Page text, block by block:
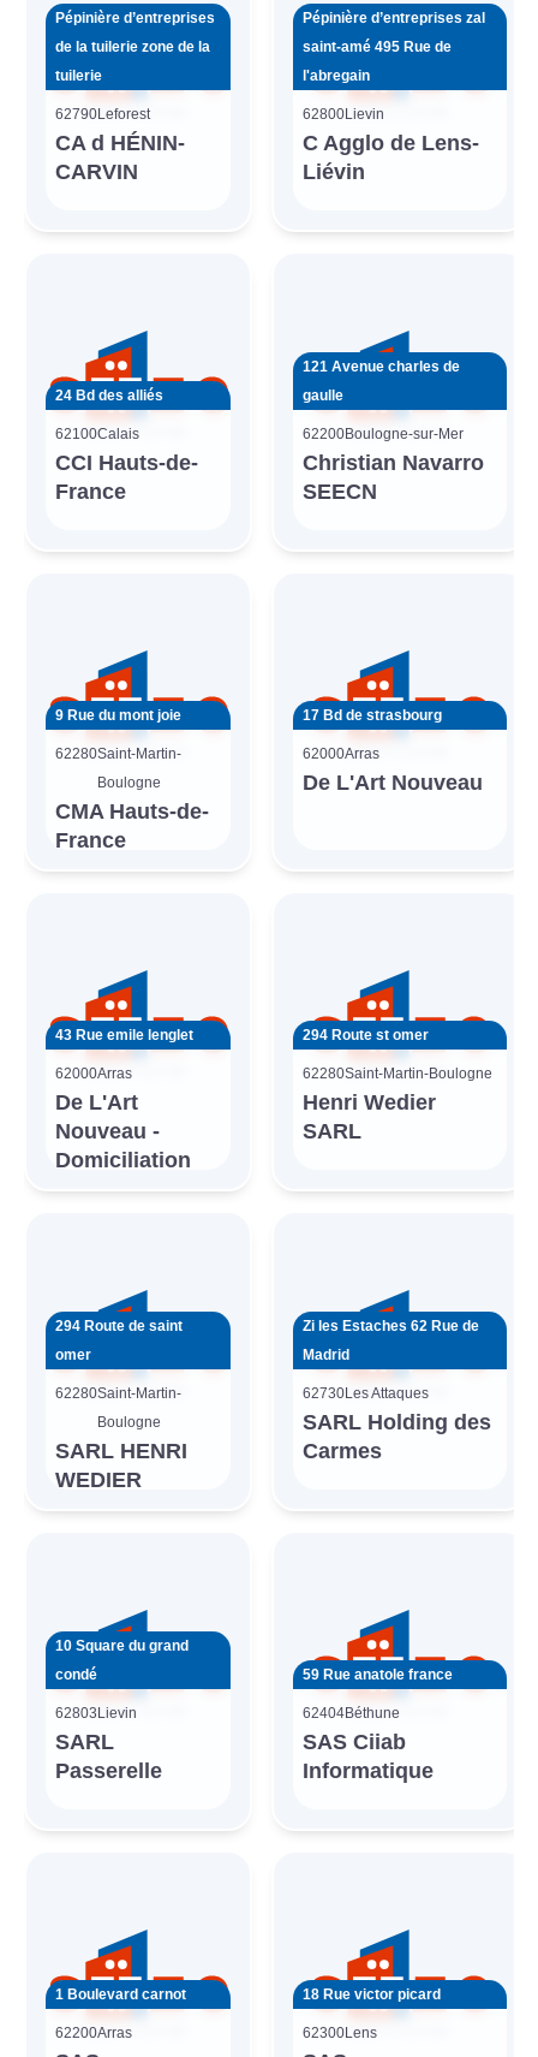
Pépinière d’entreprises
de la tuilerie zone de la
tuilerie
62790Leforest
CA d HÉNIN-
CARVIN
Pépinière d’entreprises zal
saint-amé 495 Rue de
l'abregain
62800Lievin
C Agglo de Lens-
Liévin
24 Bd des alliés
62100Calais
CCI Hauts-de-
France
121 Avenue charles de
gaulle
62200Boulogne-sur-Mer
Christian Navarro
SEECN
9 Rue du mont joie
62280Saint-Martin-
Boulogne
CMA Hauts-de-
France
17 Bd de strasbourg
62000Arras
De L'Art Nouveau
43 Rue emile lenglet
62000Arras
De L'Art
Nouveau -
Domiciliation
294 Route st omer
62280Saint-Martin-Boulogne
Henri Wedier
SARL
294 Route de saint
omer
62280Saint-Martin-
Boulogne
SARL HENRI
WEDIER
Zi les Estaches 62 Rue de
Madrid
62730Les Attaques
SARL Holding des
Carmes
10 Square du grand
condé
62803 Lievin
SARL
Passerelle
59 Rue anatole france
62404Béthune
SAS Ciiab
Informatique
1 Boulevard carnot
62200Arras
18 Rue victor picard
62300Lens